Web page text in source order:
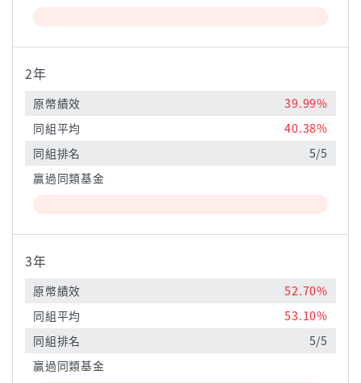
2年
原幣績效
39.99%
同組平均
40.38%
同組排名
5/5
贏過同類基金
3年
原幣績效
52.70%
同組平均
53.10%
同組排名
5/5
贏過同類基金